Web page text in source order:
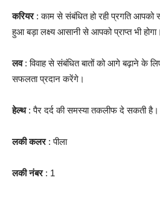
करियर : काम से संबंधित हो रही प्रगति
हुआ बड़ा लक्ष्य आसानी से आपको प्राप्त भी होगा।
लव: विवाह से संबंधित बातों को आगे बढ़ाने के
सफलता प्रदान करेंगे।
हेल्थ : पैर दर्द की समस्या तकलीफ दे सकती है।
लकी कलर : पीला
लकी नंबर : 1